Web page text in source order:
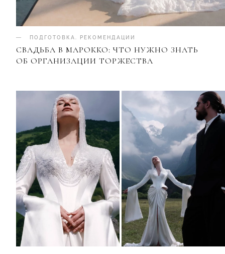
ПОДГОТОВКА РЕКОМЕНДАЦИИ
СВАДЬБА В МАРОККО: ЧТО НУЖНО ЗНАТЬ
ОБ ОРГАНИЗАЦИИ ТОРЖЕСТВА